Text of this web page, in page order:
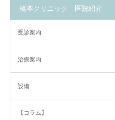
橋本クリニック 医院紹介
受診案内
治療案内
設備
【コラム】